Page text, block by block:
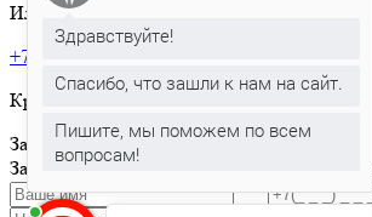
Или позвоните по телефону:
+7 495 150-36-47
Круглосуточная горячая линия
Заказать товар
Заполните и отправьте форму и мы вам
Здравствуйте!
Спасибо, что зашли к нам на сайт.
Пишите, мы поможем по всем
вопросам!